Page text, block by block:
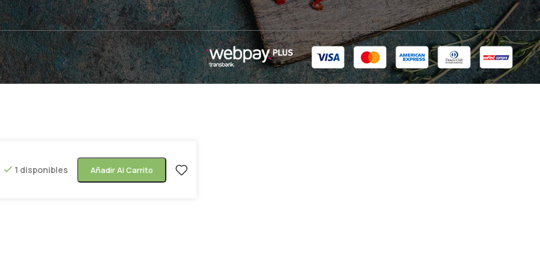
1 disponibles Añadir Al Carrito